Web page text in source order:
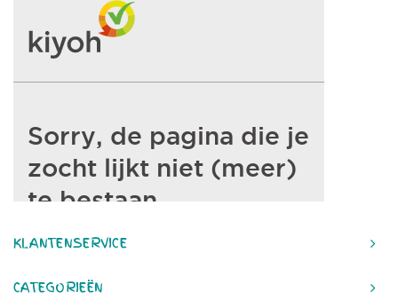
KLANTENSERVICE
CATEGORIEËN